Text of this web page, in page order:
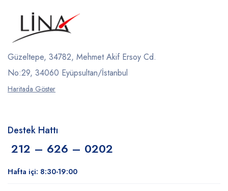
Güzeltepe, 34782, Mehmet Akif Ersoy Cd.
No:29, 34060 Eyüpsultan/İstanbul
Haritada Göster
Destek Hattı
212 – 626 – 0202
Hafta içi: 8:30-19:00